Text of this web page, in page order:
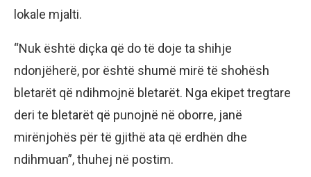
lokale mjalti.
“Nuk është diçka që do të doje ta shihje
ndonjëherë, por është shumë mirë të shohësh
bletarët që ndihmojnë bletarët. Nga ekipet tregtare
deri te bletarët që punojnë në oborre, janë
mirënjohës për të gjithë ata që erdhën dhe
ndihmuan”, thuhej në postim.